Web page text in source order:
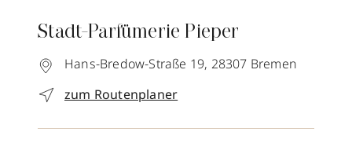
Stadt-Parfümerie Pieper
Hans-Bredow-Straße 19, 28307 Bremen
zum Routenplaner